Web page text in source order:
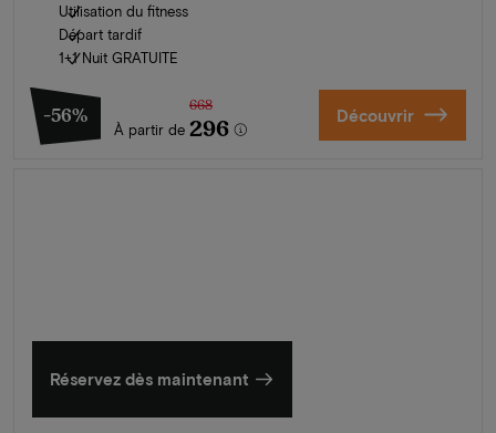
Utilisation du fitness
Départ tardif
1+1 Nuit GRATUITE
-56%
À partir de
668
296 Découvrir
Réservez dès maintenant